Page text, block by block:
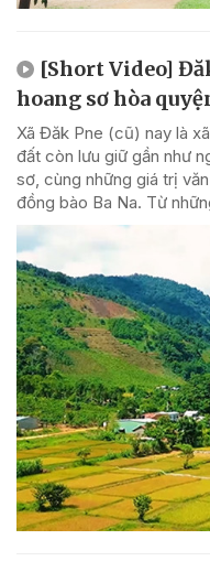
[Short Video]
hoang sơ hòa
Xã Đăk Pne (cũ) nay là
đất còn lưu giữ gần như
sơ, cùng những giá trị
đồng bào Ba Na. Từ